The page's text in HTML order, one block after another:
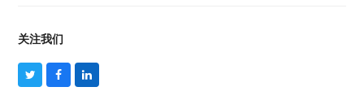
关注我们
T
w
F
a
L
i